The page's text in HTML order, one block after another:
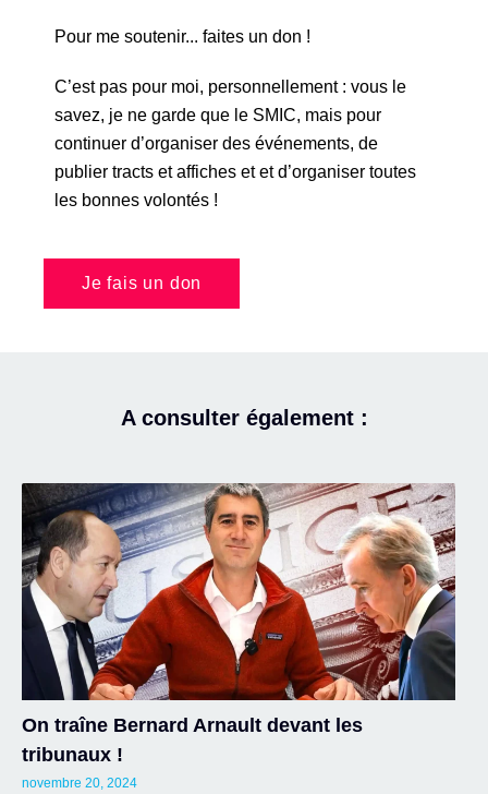
Pour me soutenir... faites un don !
C’est pas pour moi, personnellement : vous le
savez, je ne garde que le SMIC, mais pour
continuer d’organiser des événements, de
publier tracts et affiches et et d’organiser toutes
les bonnes volontés !
Je fais un don
A consulter également :
On traîne Bernard Arnault devant les
tribunaux !
novembre 20, 2024